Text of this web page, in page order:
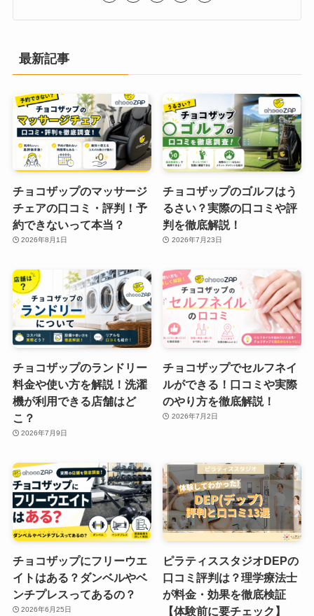
最新記事
チョコザップのマッサージ
チェアの口コミ・評判！予
約できないって本当？
2026年8月1日
チョコザップのゴルフはう
るさい？実際の口コミや評
判を徹底解説！
2026年7月23日
チョコザップのランドリー
料金や使い方を解説！洗濯
機が利用できる店舗はど
こ？
2026年7月9日
チョコザップでセルフネイ
ルができる！口コミや実際
のやり方を徹底解説！
2026年7月2日
チョコザップにフリーウエ
イトはある？ダンベルやベ
ンチプレスってあるの？
2026年6月25日
ピラティススタジオDEPの
口コミ評判は？理学療法士
が料金・効果を徹底検証
【体験前に要チェック】